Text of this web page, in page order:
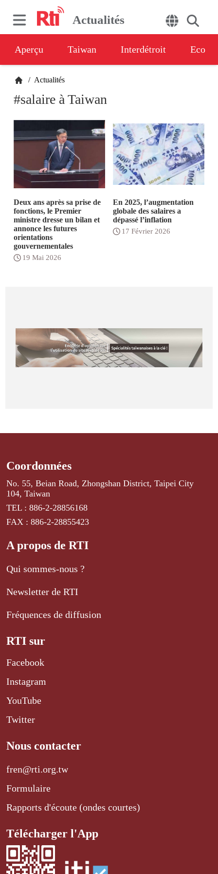
Actualités
Aperçu Taiwan Interdétroit Eco
/ Actualités
#salaire à Taiwan
Deux ans après sa prise de
fonctions, le Premier
ministre dresse un bilan et
annonce les futures
orientations
gouvernementales
19 Mai 2026
En 2025, l’augmentation
globale des salaires a
dépassé l’inflation
17 Février 2026
Coordonnées
No. 55, Beian Road, Zhongshan District, Taipei City
104, Taiwan
TEL : 886-2-28856168
FAX : 886-2-28855423
A propos de RTI
Qui sommes-nous ?
Newsletter de RTI
Fréquences de diffusion
RTI sur
Facebook
Instagram
YouTube
Twitter
Nous contacter
fren@rti.org.tw
Formulaire
Rapports d'écoute (ondes courtes)
Télécharger l'App